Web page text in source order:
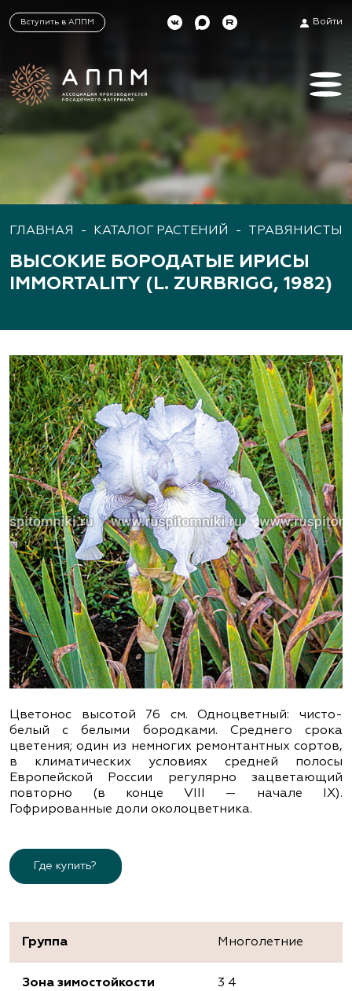
Вступить в АППМ Войти
ГЛАВНАЯ - КАТАЛОГ РАСТЕНИЙ -
ВЫСОКИЕ БОРОДАТЫЕ ИРИСЫ
IMMORTALITY (L. ZURBRIGG, 1982)
Цветонос высотой 76 см. Одноцветный: чисто-
белый с белыми бородками. Среднего срока
цветения; один из немногих ремонтантных сортов,
в климатических условиях средней полосы
Европейской России регулярно зацветающий
повторно (в конце VIII — начале IX).
Гофрированные доли околоцветника.
Где купить?
Группа Многолетние
Зона зимостойкости 3 4